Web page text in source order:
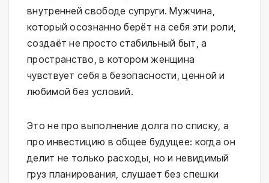
внутренней свободе супруги. Мужчина,
который осознанно берёт на себя эти роли,
создаёт не просто стабильный быт, а
пространство, в котором женщина
чувствует себя в безопасности, ценной и
любимой без условий.
Это не про выполнение долга по списку, а
про инвестицию в общее будущее: когда он
делит не только расходы, но и невидимый
груз планирования, слушает без спешки